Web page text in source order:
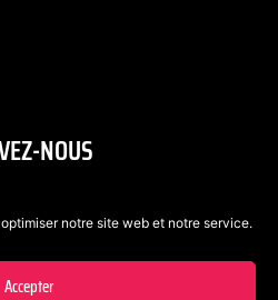
notre site web et notre service.
Accepter
NOUS